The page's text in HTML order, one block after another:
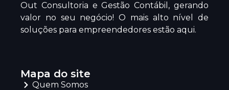
Out Consultoria e Gestão Contábil, gerando
valor no seu negócio! O mais alto nível de
soluções para empreendedores estão aqui.
Mapa do site
Quem Somos